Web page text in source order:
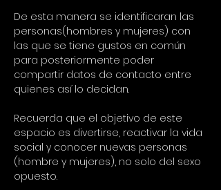
De esta manera se identificaran las
personas(hombres y mujeres) con
las que se tiene gustos en común
para posteriormente poder
compartir datos de contacto entre
quienes así lo decidan.
Recuerda que el objetivo de este
espacio es divertirse, reactivar la vida
social y conocer nuevas personas
(hombre y mujeres), no solo del sexo
opuesto.